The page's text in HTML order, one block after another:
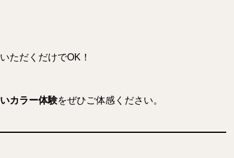
ただくだけでOK！
カラー体験をぜひご体感ください。